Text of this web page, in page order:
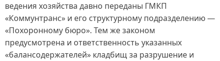
ведения хозяйства давно переданы ГМКП
«Коммунтранс» и его структурному подразделению —
«Похоронному бюро». Тем же законом
предусмотрена и ответственность указанных
«балансодержателей» кладбищ за разрушение и